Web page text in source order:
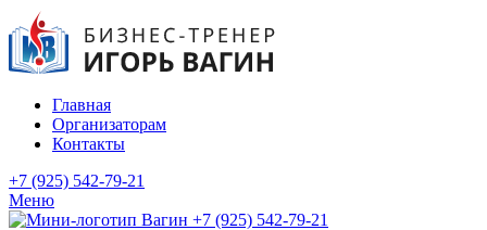
Главная
Организаторам
Контакты
+7 (925) 542-79-21
Меню
+7 (925) 542-79-21